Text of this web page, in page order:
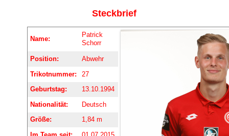
Steckbrief
Name:
Patrick
Schorr
Position:
Abwehr
Trikotnummer:
27
Geburtstag:
13.10.1994
Nationalität:
Deutsch
Größe:
1,84 m